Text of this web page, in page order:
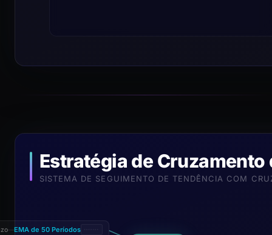
Estratégia de Cruzamento
SISTEMA DE SEGUIMENTO DE TENDÊNCIA COM
EMA de 50 Períodos